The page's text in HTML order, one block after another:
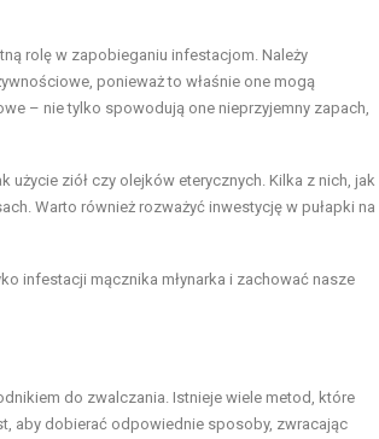
rolę w zapobieganiu infestacjom. Należy
ponieważ to właśnie one mogą
– nie tylko spowodują one nieprzyjemny zapach,
ziół czy olejków eterycznych. Kilka z nich, jak
Warto również rozważyć inwestycję w pułapki na
infestacji mącznika młynarka i zachować nasze
do zwalczania. Istnieje wiele metod, które
aby dobierać odpowiednie sposoby, zwracając